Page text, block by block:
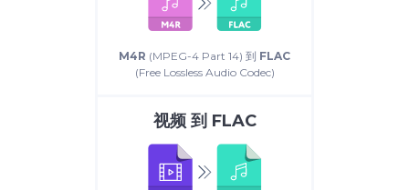
M4R (MPEG-4 Part 14) 到 FLAC
(Free Lossless Audio Codec)
视频到 FLAC